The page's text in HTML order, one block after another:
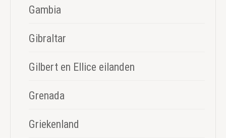
Gambia
Gibraltar
Gilbert en Ellice eilanden
Grenada
Griekenland